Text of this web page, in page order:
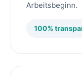
Arbeitsbeginn.
100%